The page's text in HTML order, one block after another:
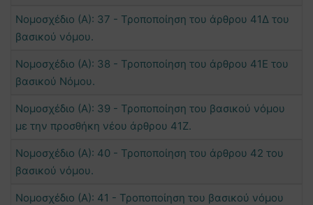
Νομοσχέδιο (Α): 37 - Τροποποίηση του άρθρου 41Δ του
βασικού νόμου.
Νομοσχέδιο (Α): 38 - Τροποποίηση του άρθρου 41Ε του
βασικού Νόμου.
Νομοσχέδιο (Α): 39 - Τροποποίηση του βασικού νόμου
με την προσθήκη νέου άρθρου 41Ζ.
Νομοσχέδιο (Α): 40 - Τροποποίηση του άρθρου 42 του
βασικού νόμου.
Νομοσχέδιο (Α): 41 - Τροποποίηση του βασικού νόμου